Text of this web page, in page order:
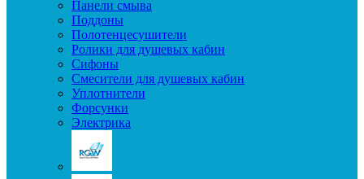
Панели смыва
Поддоны
Полотенцесушители
Ролики для душевых кабин
Сифоны
Смесители для душевых кабин
Уплотнители
Форсунки
Электрика